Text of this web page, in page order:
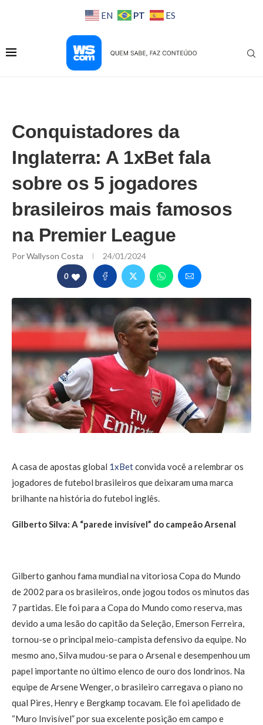
EN PT ES
Conquistadores da
Inglaterra: A 1xBet fala
sobre os 5 jogadores
brasileiros mais famosos
na Premier League
PorWallyson Costa 24/01/2024
0
A casa de apostas global 1xBetconvida você a relembrar os
jogadores de futebol brasileiros que deixaram uma marca
brilhante na história do futebol inglês.
Gilberto Silva: A “parede invisível” do campeão Arsenal
Gilberto ganhou fama mundial na vitoriosa Copa do Mundo
de 2002 para os brasileiros, onde jogou todos os minutos das
7 partidas. Ele foi para a Copa do Mundo como reserva, mas
devido a uma lesão do capitão da Seleção, Emerson Ferreira,
tornou-se o principal meio-campista defensivo da equipe. No
mesmo ano, Silva mudou-se para o Arsenal e desempenhou um
papel importante no último elenco de ouro dos londrinos. Na
equipe de Arsene Wenger, o brasileiro carregava o piano no
qual Pires, Henry e Bergkamp tocavam. Ele foi apelidado de
“Muro Invisível” por sua excelente posição em campo e